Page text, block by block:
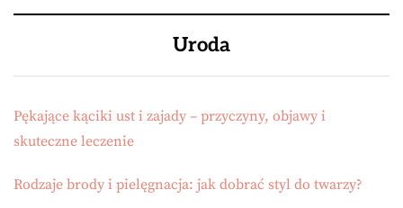
Uroda
Pękające kąciki ust i zajady – przyczyny, objawy i
skuteczne leczenie
Rodzaje brody i pielęgnacja: jak dobrać styl do twarzy?